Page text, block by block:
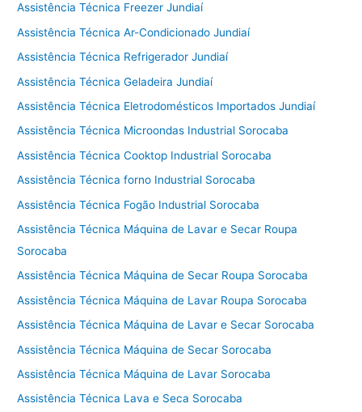
Assistência Técnica Freezer Jundiaí
Assistência Técnica Ar-Condicionado Jundiaí
Assistência Técnica Refrigerador Jundiaí
Assistência Técnica Geladeira Jundiaí
Assistência Técnica Eletrodomésticos Importados Jundiaí
Assistência Técnica Microondas Industrial Sorocaba
Assistência Técnica Cooktop Industrial Sorocaba
Assistência Técnica forno Industrial Sorocaba
Assistência Técnica Fogão Industrial Sorocaba
Assistência Técnica Máquina de Lavar e Secar Roupa
Sorocaba
Assistência Técnica Máquina de Secar Roupa Sorocaba
Assistência Técnica Máquina de Lavar Roupa Sorocaba
Assistência Técnica Máquina de Lavar e Secar Sorocaba
Assistência Técnica Máquina de Secar Sorocaba
Assistência Técnica Máquina de Lavar Sorocaba
Assistência Técnica Lava e Seca Sorocaba